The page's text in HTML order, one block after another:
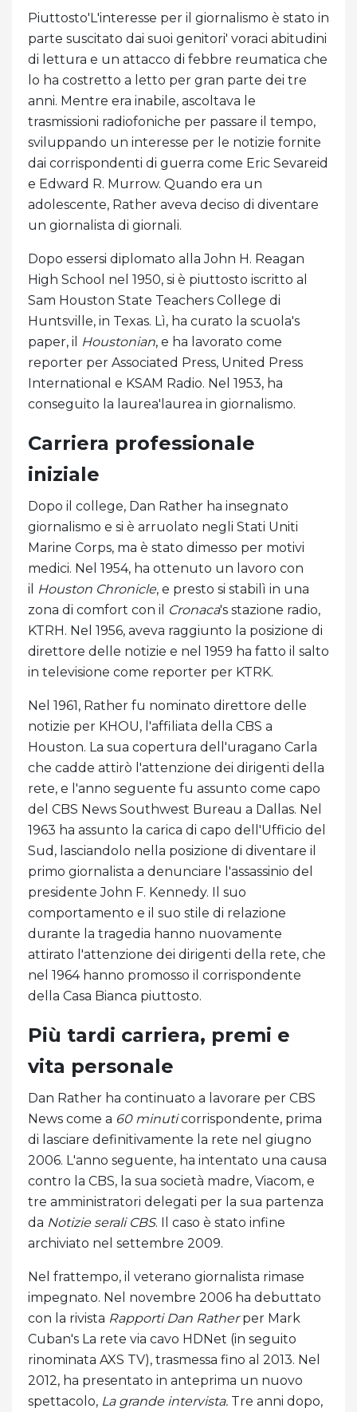
Piuttosto'L'interesse per il giornalismo è stato in
parte suscitato dai suoi genitori' voraci abitudini
di lettura e un attacco di febbre reumatica che
lo ha costretto a letto per gran parte dei tre
anni. Mentre era inabile, ascoltava le
trasmissioni radiofoniche per passare il tempo,
sviluppando un interesse per le notizie fornite
dai corrispondenti di guerra come Eric Sevareid
e Edward R. Murrow. Quando era un
adolescente, Rather aveva deciso di diventare
un giornalista di giornali.
Dopo essersi diplomato alla John H. Reagan
High School nel 1950, si è piuttosto iscritto al
Sam Houston State Teachers College di
Huntsville, in Texas. Lì, ha curato la scuola's
paper, il
Houstonian, e ha lavorato come
reporter per Associated Press, United Press
International e KSAM Radio. Nel 1953, ha
conseguito la laurea'laurea in giornalismo.
Carriera professionale
iniziale
Dopo il college, Dan Rather ha insegnato
giornalismo e si è arruolato negli Stati Uniti
Marine Corps, ma è stato dimesso per motivi
medici. Nel 1954, ha ottenuto un lavoro con
il
Houston Chronicle, e presto si stabilì in una
zona di comfort con il
Cronaca's stazione radio,
KTRH. Nel 1956, aveva raggiunto la posizione di
direttore delle notizie e nel 1959 ha fatto il salto
in televisione come reporter per KTRK.
Nel 1961, Rather fu nominato direttore delle
notizie per KHOU, l'affiliata della CBS a
Houston. La sua copertura dell'uragano Carla
che cadde attirò l'attenzione dei dirigenti della
rete, e l'anno seguente fu assunto come capo
del CBS News Southwest Bureau a Dallas. Nel
1963 ha assunto la carica di capo dell'Ufficio del
Sud, lasciandolo nella posizione di diventare il
primo giornalista a denunciare l'assassinio del
presidente John F. Kennedy. Il suo
comportamento e il suo stile di relazione
durante la tragedia hanno nuovamente
attirato l'attenzione dei dirigenti della rete, che
nel 1964 hanno promosso il corrispondente
della Casa Bianca piuttosto.
Più tardi carriera, premi e
vita personale
Dan Rather ha continuato a lavorare per CBS
News come a 60 minuticorrispondente, prima
di lasciare definitivamente la rete nel giugno
2006. L'anno seguente, ha intentato una causa
contro la CBS, la sua società madre, Viacom, e
tre amministratori delegati per la sua partenza
da Notizie serali CBS. Il caso è stato infine
archiviato nel settembre 2009.
Nel frattempo, il veterano giornalista rimase
impegnato. Nel novembre 2006 ha debuttato
con la rivista Rapporti Dan Ratherper Mark
Cuban's La rete via cavo HDNet (in seguito
rinominata AXS TV), trasmessa fino al 2013. Nel
2012, ha presentato in anteprima un nuovo
spettacolo, La grande intervista. Tre anni dopo,